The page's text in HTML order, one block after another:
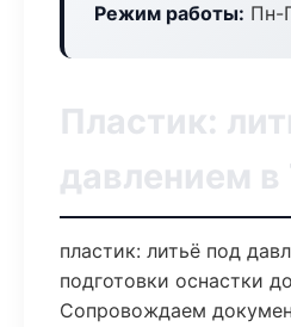
Режим работы: Пн-
Пластик:
давлением
пластик: литьё под
подготовки оснастки
Сопровождаем